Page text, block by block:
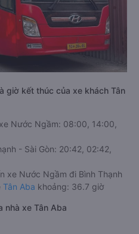
giờ kết thúc của xe khách Tân
Nước Ngầm: 08:00, 14:00,
- Sài Gòn: 20:42, 02:42,
xe Nước Ngầm đi Bình Thạnh
Tân Aba khoảng: 36.7 giờ
nhà xe Tân Aba